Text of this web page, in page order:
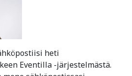
heti
Eventilla -järjestelmästä.